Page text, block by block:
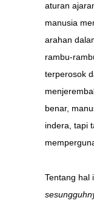
aturan
manusia
arahan
rambu-
terperosok
benar,
indera, tapi
Tentang hal